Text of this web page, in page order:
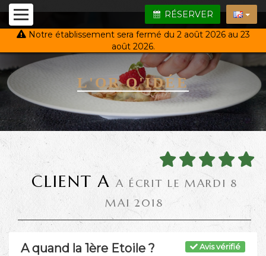
RÉSERVER
Notre établissement sera fermé du 2 août 2026 au 23
août 2026.
L'OR Q'IDÉE
CLIENT A A ÉCRIT LE MARDI 8
MAI 2018
Avis vérifié
A quand la 1ère Etoile ?